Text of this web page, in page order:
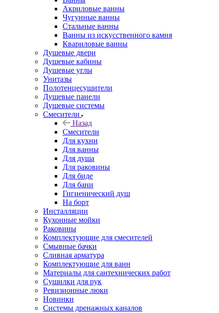
Акриловые ванны
Чугунные ванны
Стальные ванны
Ванны из искусственного камня
Квариловые ванны
Душевые двери
Душевые кабины
Душевые углы
Унитазы
Полотенцесушители
Душевые панели
Душевые системы
Смесители
Назад
Смесители
Для кухни
Для ванны
Для душа
Для раковины
Для биде
Для бани
Гигиенический душ
На борт
Инсталляции
Кухонные мойки
Раковины
Комплектующие для смесителей
Смывные бачки
Сливная арматура
Комплектующие для ванн
Материалы для сантехнических работ
Сушилки для рук
Ревизионные люки
Новинки
Системы дренажных каналов